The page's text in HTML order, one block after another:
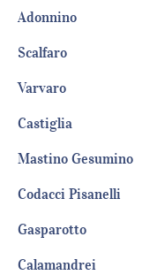
Adonnino
Scalfaro
Varvaro
Castiglia
Mastino Gesumino
Codacci Pisanelli
Gasparotto
Calamandrei